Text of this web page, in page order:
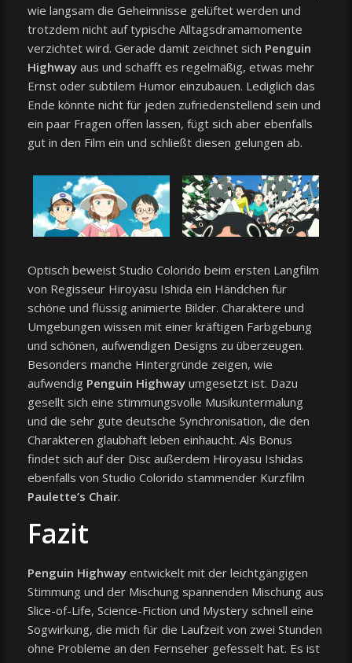
wie langsam die Geheimnisse gelüftet werden und
trotzdem nicht auf typische Alltagsdramamomente
verzichtet wird. Gerade damit zeichnet sich Penguin
Highwayaus und schafft es regelmäßig, etwas mehr
Ernst oder subtilem Humor einzubauen. Lediglich das
Ende könnte nicht für jeden zufriedenstellend sein und
ein paar Fragen offen lassen, fügt sich aber ebenfalls
gut in den Film ein und schließt diesen gelungen ab.
Optisch beweist Studio Colorido beim ersten Langfilm
von Regisseur Hiroyasu Ishida ein Händchen für
schöne und flüssig animierte Bilder. Charaktere und
Umgebungen wissen mit einer kräftigen Farbgebung
und schönen, aufwendigen Designs zu überzeugen.
Besonders manche Hintergründe zeigen, wie
aufwendig Penguin Highwayumgesetzt ist. Dazu
gesellt sich eine stimmungsvolle Musikuntermalung
und die sehr gute deutsche Synchronisation, die den
Charakteren glaubhaft leben einhaucht. Als Bonus
findet sich auf der Disc außerdem Hiroyasu Ishidas
ebenfalls von Studio Colorido stammender Kurzfilm
Paulette’s Chair.
Fazit
Penguin Highwayentwickelt mit der leichtgängigen
Stimmung und der Mischung spannenden Mischung aus
Slice-of-Life, Science-Fiction und Mystery schnell eine
Sogwirkung, die mich für die Laufzeit von zwei Stunden
ohne Probleme an den Fernseher gefesselt hat. Es ist